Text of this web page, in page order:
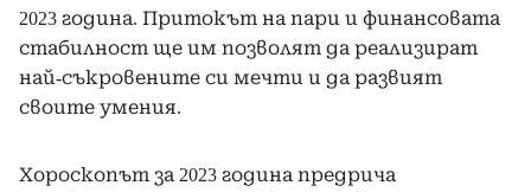
2023 година. Притокът на пари и финансовата
стабилност ще им позволят да реализират
най-съкровените си мечти и да развият
своите умения.
Хороскопът за 2023 година предрича